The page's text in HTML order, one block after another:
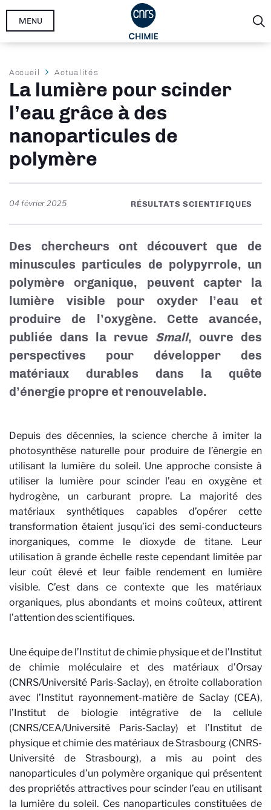
Aller
MENU
Fil
d'Ariane
Accueil Actualités
La lumière pour scinder
l’eau grâce à des
nanoparticules de
polymère
04 février 2025 RÉSULTATS SCIENTIFIQUES
Des chercheurs ont découvert que de
minuscules particules de polypyrrole, un
polymère organique, peuvent capter la
lumière visible pour oxyder l’eau et
produire de l’oxygène. Cette avancée,
publiée dans la revue Small, ouvre des
perspectives pour développer des
matériaux durables dans la quête
d’énergie propre et renouvelable.
Depuis des décennies, la science cherche à imiter la
photosynthèse naturelle pour produire de l’énergie en
utilisant la lumière du soleil. Une approche consiste à
utiliser la lumière pour scinder l’eau en oxygène et
hydrogène, un carburant propre. La majorité des
matériaux synthétiques capables d’opérer cette
transformation étaient jusqu’ici des semi-conducteurs
inorganiques, comme le dioxyde de titane. Leur
utilisation à grande échelle reste cependant limitée par
leur coût élevé et leur faible rendement en lumière
visible. C’est dans ce contexte que les matériaux
organiques, plus abondants et moins coûteux, attirent
l’attention des scientifiques.
Une équipe de l’Institut de chimie physique et de l’Institut
de chimie moléculaire et des matériaux d’Orsay
(CNRS/Université Paris-Saclay), en étroite collaboration
avec l’Institut rayonnement-matière de Saclay (CEA),
l’Institut de biologie intégrative de la cellule
(CNRS/CEA/Université Paris-Saclay) et l’Institut de
physique et chimie des matériaux de Strasbourg (CNRS-
Université de Strasbourg), a mis au point des
nanoparticules d’un polymère organique qui présentent
des propriétés attractives pour scinder l’eau en utilisant
la lumière du soleil. Ces nanoparticules constituées de